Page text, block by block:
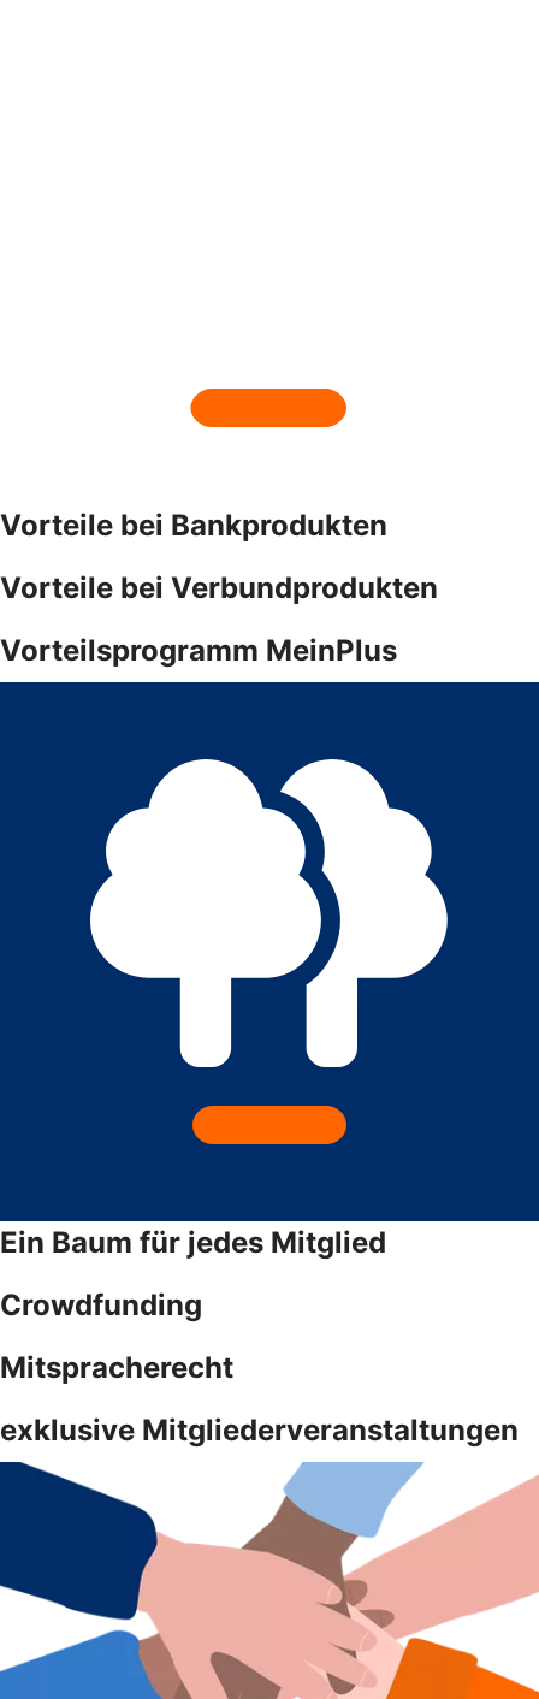
Vorteile bei Bankprodukten
Vorteile bei Verbundprodukten
Vorteilsprogramm MeinPlus
Ein Baum für jedes Mitglied
Crowdfunding
Mitspracherecht
exklusive Mitgliederveranstaltungen